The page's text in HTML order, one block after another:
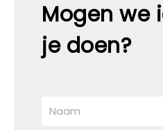
Mogen we
je doen?